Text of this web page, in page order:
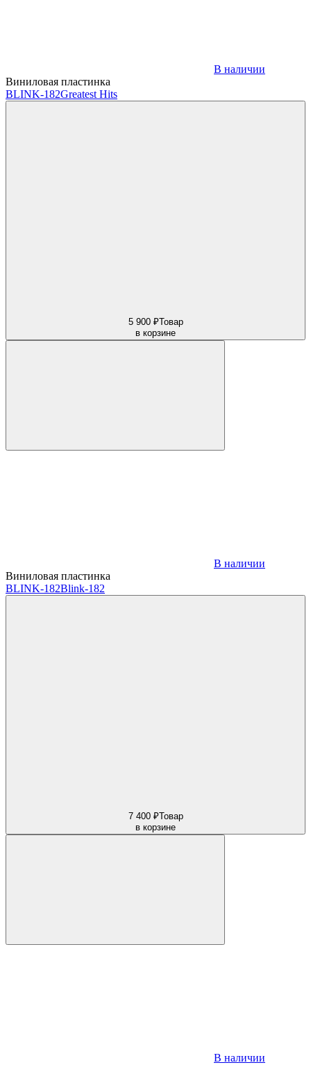
В наличии
Виниловая пластинка
BLINK-182Greatest Hits
5 900 ₽Товар
в корзине
В наличии
Виниловая пластинка
BLINK-182Blink-182
7 400 ₽Товар
в корзине
В наличии